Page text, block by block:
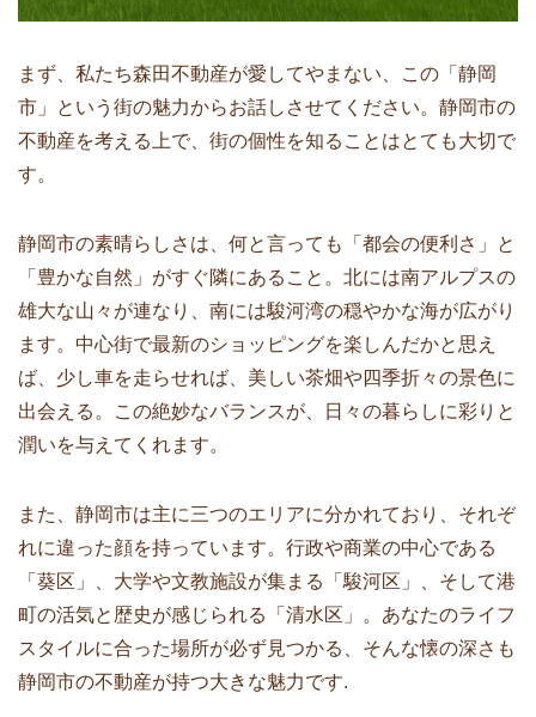
まず、私たち森田不動産が愛してやまない、この「静岡
市」という街の魅力からお話しさせてください。静岡市の
不動産を考える上で、街の個性を知ることはとても大切で
す。
静岡市の素晴らしさは、何と言っても「都会の便利さ」と
「豊かな自然」がすぐ隣にあること。北には南アルプスの
雄大な山々が連なり、南には駿河湾の穏やかな海が広がり
ます。中心街で最新のショッピングを楽しんだかと思え
ば、少し車を走らせれば、美しい茶畑や四季折々の景色に
出会える。この絶妙なバランスが、日々の暮らしに彩りと
潤いを与えてくれます。
また、静岡市は主に三つのエリアに分かれており、それぞ
れに違った顔を持っています。行政や商業の中心である
「葵区」、大学や文教施設が集まる「駿河区」、そして港
町の活気と歴史が感じられる「清水区」。あなたのライフ
スタイルに合った場所が必ず見つかる、そんな懐の深さも
静岡市の不動産が持つ大きな魅力です.